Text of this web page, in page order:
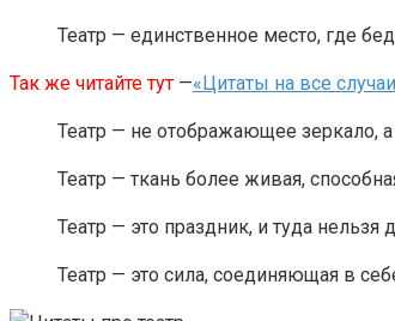
Театр — единственное место, где
Так же читайте тут —«Цитаты на все
Театр — не отображающее зеркало,
Театр — ткань более живая,
Театр — это праздник, и туда нельзя
Театр — это сила, соединяющая в